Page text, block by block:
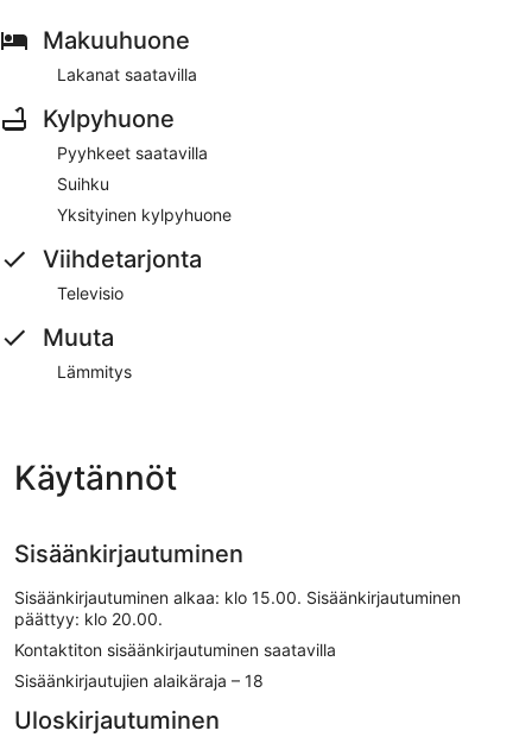
Makuuhuone
Lakanat saatavilla
Kylpyhuone
Pyyhkeet saatavilla
Suihku
Yksityinen kylpyhuone
Viihdetarjonta
Televisio
Muuta
Lämmitys
Käytännöt
Sisäänkirjautuminen
Sisäänkirjautuminen alkaa: klo 15.00. Sisäänkirjautuminen
päättyy: klo 20.00.
Kontaktiton sisäänkirjautuminen saatavilla
Sisäänkirjautujien alaikäraja – 18
Uloskirjautuminen